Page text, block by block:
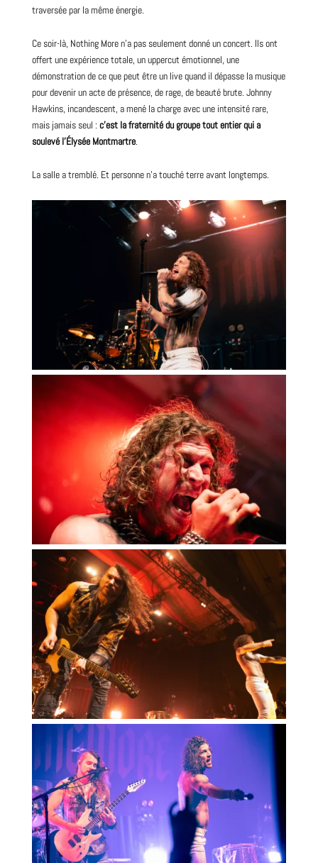
traversée par la même énergie.
Ce soir-là, Nothing More n’a pas seulement donné un concert. Ils ont
offert une expérience totale, un uppercut émotionnel, une
démonstration de ce que peut être un live quand il dépasse la musique
pour devenir un acte de présence, de rage, de beauté brute. Johnny
Hawkins, incandescent, a mené la charge avec une intensité rare,
mais jamais seul : c’est la fraternité du groupe tout entier qui a
soulevé l’Élysée Montmartre.
La salle a tremblé. Et personne n’a touché terre avant longtemps.